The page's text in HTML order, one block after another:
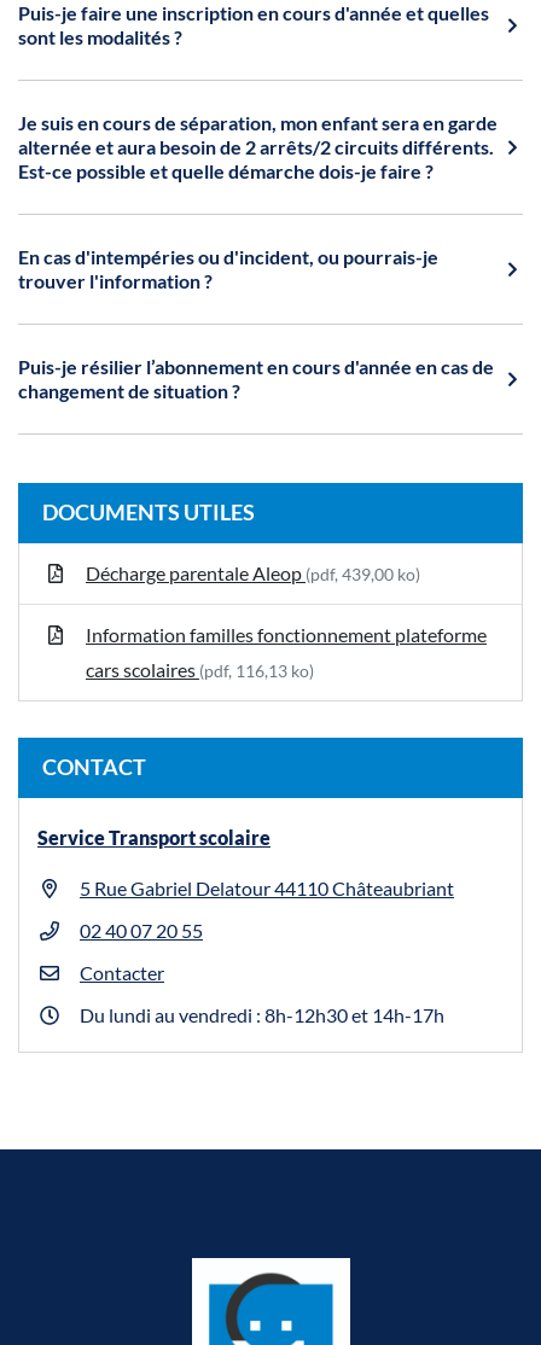
Puis-je faire une inscription en cours d'année et quelles
sont les modalités ?
Je suis en cours de séparation, mon enfant sera en garde
alternée et aura besoin de 2 arrêts/2 circuits différents.
Est-ce possible et quelle démarche dois-je faire ?
En cas d'intempéries ou d'incident, ou pourrais-je
trouver l'information ?
Puis-je résilier l’abonnement en cours d'année en cas de
changement de situation ?
DOCUMENTS UTILES
Décharge parentale Aleop (pdf, 439,00 ko)
Information familles fonctionnement plateforme
cars scolaires (pdf, 116,13 ko)
CONTACT
Service Transport scolaire
5 Rue Gabriel Delatour 44110 Châteaubriant
02 40 07 20 55
Contacter
Du lundi au vendredi : 8h-12h30 et 14h-17h